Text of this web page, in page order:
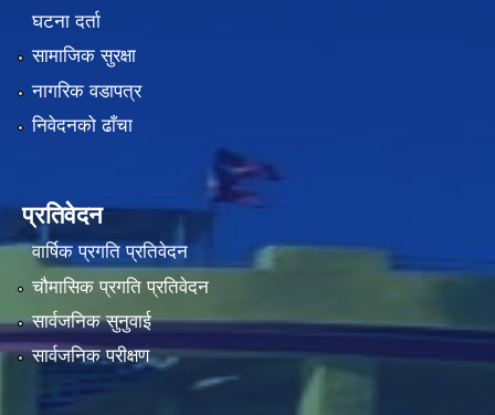
घटना दर्ता
सामाजिक सुरक्षा
नागरिक वडापत्र
निवेदनको ढाँचा
प्रतिवेदन
वार्षिक प्रगति प्रतिवेदन
चौमासिक प्रगति प्रतिवेदन
सार्वजनिक सुनुवाई
सार्वजनिक परीक्षण